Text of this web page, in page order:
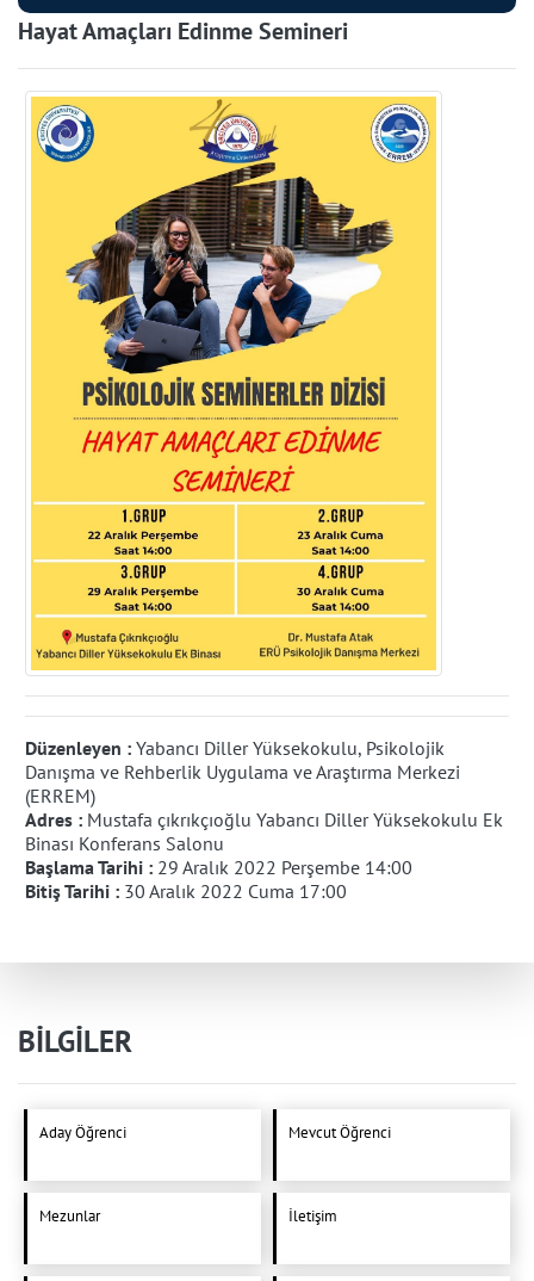
Hayat Amaçları Edinme Semineri
Düzenleyen : Yabancı Diller Yüksekokulu, Psikolojik
Danışma ve Rehberlik Uygulama ve Araştırma Merkezi
(ERREM)
Adres : Mustafa çıkrıkçıoğlu Yabancı Diller Yüksekokulu Ek
Binası Konferans Salonu
Başlama Tarihi : 29 Aralık 2022 Perşembe 14:00
Bitiş Tarihi : 30 Aralık 2022 Cuma 17:00
BİLGİLER
Aday Öğrenci Mevcut Öğrenci
Mezunlar İletişim